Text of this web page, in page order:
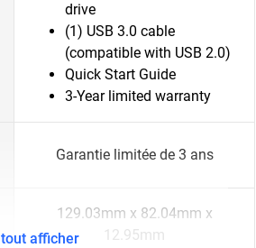
drive
(1) USB 3.0 cable
(compatible with USB 2.0)
Quick Start Guide
3-Year limited warranty
Garantie limitée de 3 ans
129.03mm x 82.04mm x
12.95mm
tout afficher